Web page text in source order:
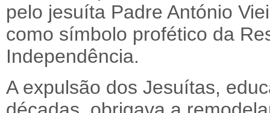
pelo jesuíta Padre António
como símbolo profético da
Independência.
A expulsão dos Jesuítas,